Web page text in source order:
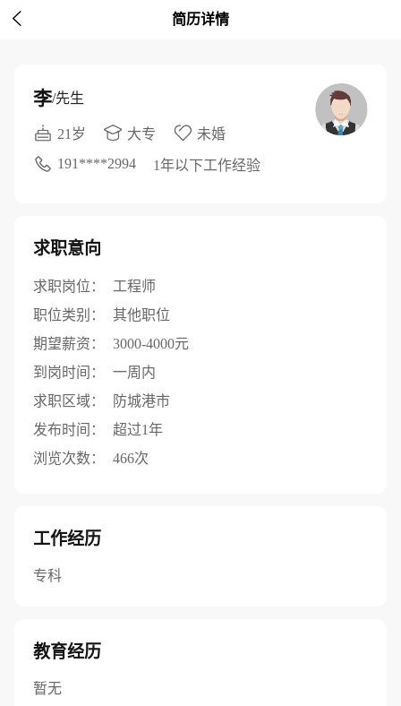
 简历详情
李/先生
21岁 大专
未婚
191****2994
1年以下工作经验
求职意向
求职岗位：
工程师
职位类别：
其他职位
期望薪资：
3000-4000元
到岗时间：
一周内
求职区域：
防城港市
发布时间：
超过1年
浏览次数：
466次
工作经历
专科
教育经历
暂无